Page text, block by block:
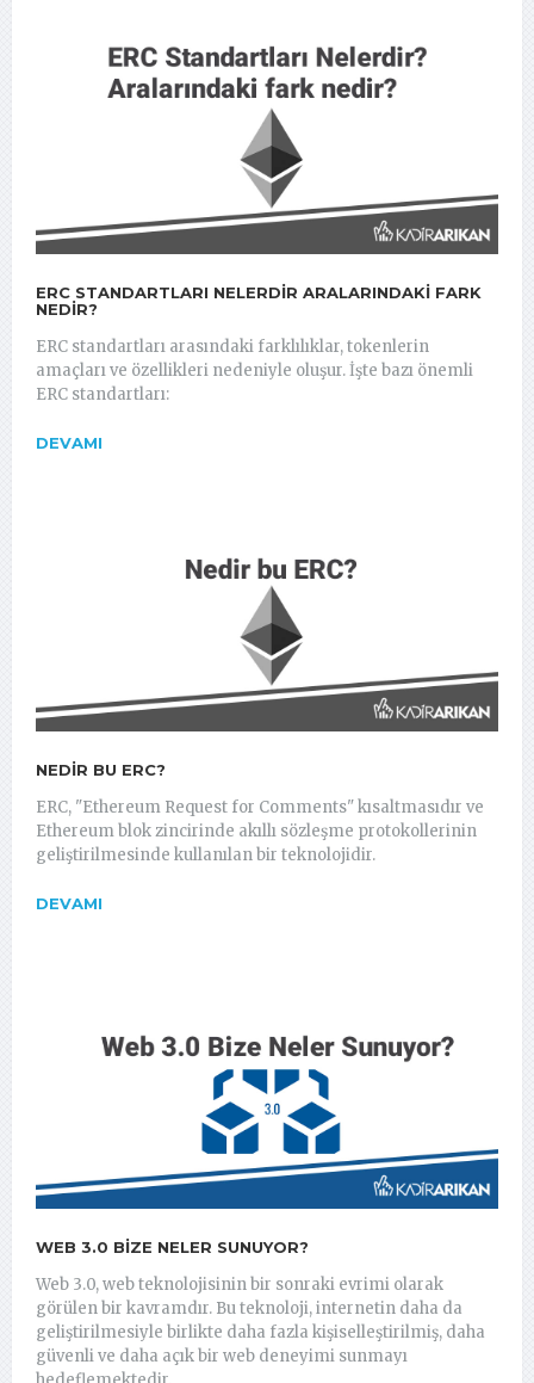
ERC STANDARTLARI NELERDIR ARALARINDAKI FARK
NEDIR?
ERC standartları arasındaki farklılıklar, tokenlerin
amaçları ve özellikleri nedeniyle oluşur. İşte bazı önemli
ERC standartları:
DEVAMI
NEDIR BU ERC?
ERC, "Ethereum Request for Comments" kısaltmasıdır ve
Ethereum blok zincirinde akıllı sözleşme protokollerinin
geliştirilmesinde kullanılan bir teknolojidir.
DEVAMI
WEB 3.0 BIZE NELER SUNUYOR?
Web 3.0, web teknolojisinin bir sonraki evrimi olarak
görülen bir kavramdır. Bu teknoloji, internetin daha da
geliştirilmesiyle birlikte daha fazla kişiselleştirilmiş, daha
güvenli ve daha açık bir web deneyimi sunmayı